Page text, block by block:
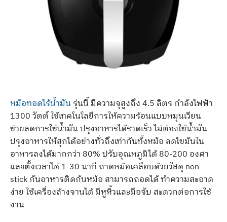
หม้อทอดไร้น้ำมันรุ่นนี้ มีความจุสูงถึง 4.5 ลิตร กำลังไฟฟ้า
1300 วัตต์ ใช้เทคโนโลยีการให้ความร้อนแบบหมุนเวียน
ช่วยลดการใช้น้ำมัน ปรุงอาหารได้รวดเร็ว ไม่ต้องใช้น้ำมัน
ปรุงอาหารให้สุกได้อย่างทั่วถึงเท่ากันทั้งหม้อ ลดไขมันใน
อาหารลงได้มากกว่า 80% ปรับอุณหภูมิได้ 80-200 องศา
และตั้งเวลาได้ 1-30 นาที ถาดหม้อเคลือบด้วยวัสดุ non-
stick กันอาหารติดก้นหม้อ สามารถถอดได้ ทำความสะอาด
ง่าย ใช้เครื่องล้างจานได้ มีหูหิ้วและมือจับ สะดวกต่อการใช้
งาน